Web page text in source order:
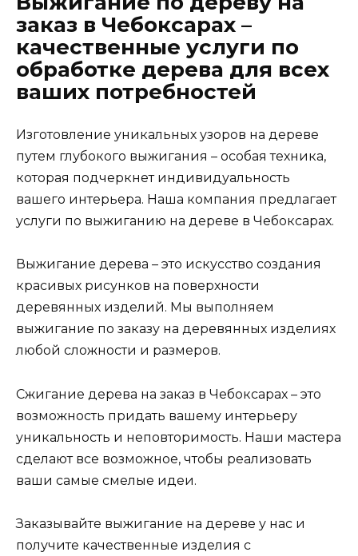
заказ в Чебоксарах –
качественные услуги по
обработке дерева для всех
ваших потребностей
Изготовление уникальных узоров на дереве
путем глубокого выжигания – особая техника,
которая подчеркнет индивидуальность
вашего интерьера. Наша компания предлагает
услуги по выжиганию на дереве в Чебоксарах.
Выжигание дерева – это искусство создания
красивых рисунков на поверхности
деревянных изделий. Мы выполняем
выжигание по заказу на деревянных изделиях
любой сложности и размеров.
Сжигание дерева на заказ в Чебоксарах – это
возможность придать вашему интерьеру
уникальность и неповторимость. Наши мастера
сделают все возможное, чтобы реализовать
ваши самые смелые идеи.
Заказывайте выжигание на дереве у нас и
получите качественные изделия с